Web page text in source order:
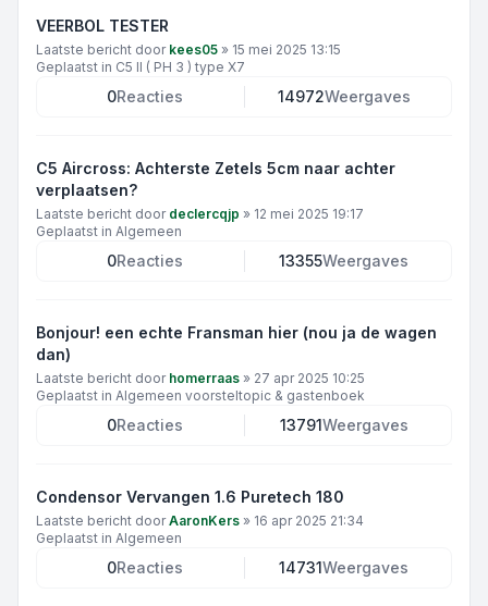
VEERBOL TESTER
Laatste bericht door kees05 » 15 mei 2025 13:15
Geplaatst in C5 II ( PH 3 ) type X7
0Reacties 14972Weergaves
C5 Aircross: Achterste Zetels 5cm naar achter
verplaatsen?
Laatste bericht door declercqjp » 12 mei 2025 19:17
Geplaatst in Algemeen
0Reacties 13355Weergaves
Bonjour! een echte Fransman hier (nou ja de wagen
dan)
Laatste bericht door homerraas » 27 apr 2025 10:25
Geplaatst in Algemeen voorsteltopic & gastenboek
0Reacties 13791Weergaves
Condensor Vervangen 1.6 Puretech 180
Laatste bericht doorAaronKers » 16 apr 2025 21:34
Geplaatst in Algemeen
0Reacties 14731Weergaves